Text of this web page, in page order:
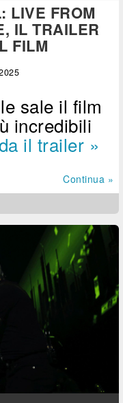
LIVE FROM
IL TRAILER
FILM
sale il film
incredibili
il trailer »
Continua »